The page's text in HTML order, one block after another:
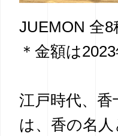
JUEMON 全
＊金額は
江戸時代、
は、香の名